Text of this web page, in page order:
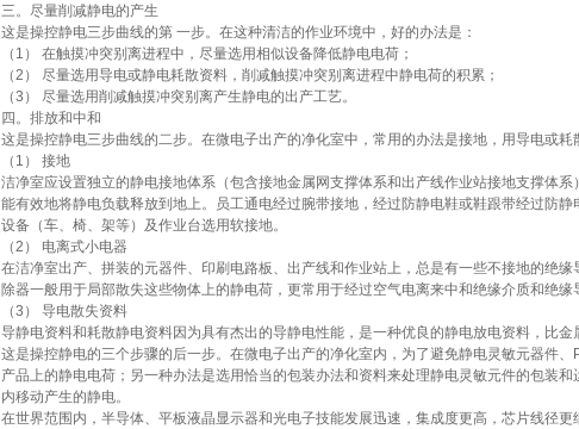
三。尽量削减静电的产生
这是操控静电三步曲线的第 一步。在这种清洁的作业环境中，好的办法是：
（1） 在触摸冲突别离进程中，尽量选用相似设备降低静电电荷；
（2） 尽量选用导电或静电耗散资料，削减触摸冲突别离进程中静电荷的积累；
（3） 尽量选用削减触摸冲突别离产生静电的出产工艺。
四。排放和中和
这是操控静电三步曲线的二步。在微电子出产的净化室中，常用的办法是接地，用导电或耗
（1） 接地
洁净室应设置独立的静电接地体系（包含接地金属网支撑体系和出产线作业站接地支撑体
能有效地将静电负载释放到地上。员工通电经过腕带接地，经过防静电鞋或鞋跟带经过防
设备（车、椅、架等）及作业台选用软接地。
（2） 电离式小电器
在洁净室出产、拼装的元器件、印刷电路板、出产线和作业站上，总是有一些不接地的绝
除器一般用于局部散失这些物体上的静电荷，更常用于经过空气电离来中和绝缘介质和绝缘
（3） 导电散失资料
导静电资料和耗散静电资料因为具有杰出的导静电性能，是一种优良的静电放电资料，比金
这是操控静电的三个步骤的后一步。在微电子出产的净化室内，为了避免静电灵敏元器件
产品上的静电电荷；另一种办法是选用恰当的包装办法和资料来处理静电灵敏元件的包装
内移动产生的静电。
在世界范围内，半导体、平板液晶显示器和光电子技能发展迅速，集成度更高，芯片线径